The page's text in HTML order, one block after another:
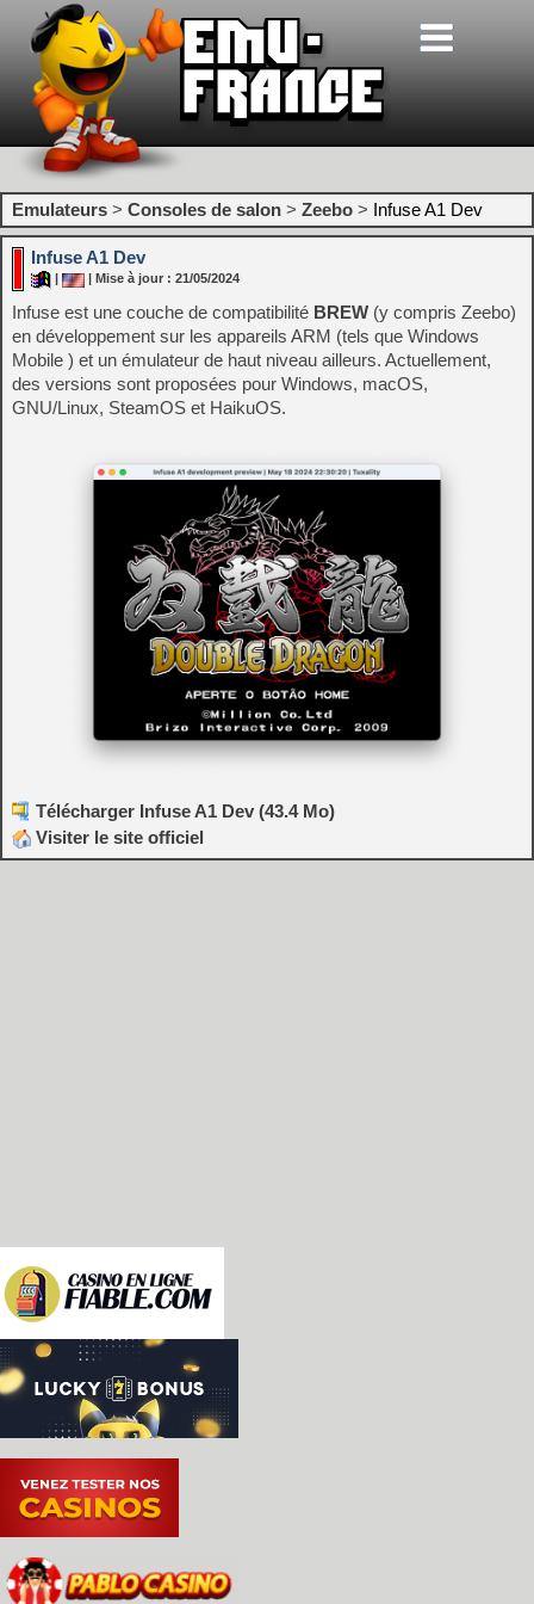
Emulateurs > Consoles de salon > Zeebo > Infuse A1 Dev
Infuse A1 Dev
| Mise à jour : 21/05/2024
Infuse est une couche de compatibilité BREW (y compris Zeebo)
en développement sur les appareils ARM (tels que Windows
Mobile ) et un émulateur de haut niveau ailleurs. Actuellement,
des versions sont proposées pour Windows, macOS,
GNU/Linux, SteamOS et HaikuOS.
Télécharger Infuse A1 Dev (43.4 Mo)
Visiter le site officiel